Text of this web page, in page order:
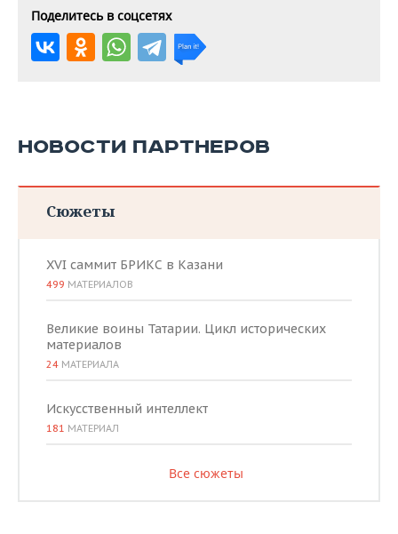
Поделитесь в соцсетях
НОВОСТИ ПАРТНЕРОВ
Сюжеты
XVI саммит БРИКС в Казани
499 МАТЕРИАЛОВ
Великие воины Татарии. Цикл исторических
материалов
24 МАТЕРИАЛА
Искусственный интеллект
181 МАТЕРИАЛ
Все сюжеты